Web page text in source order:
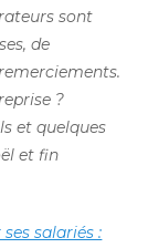
sont
de
?
et quelques
et fin
salariés :